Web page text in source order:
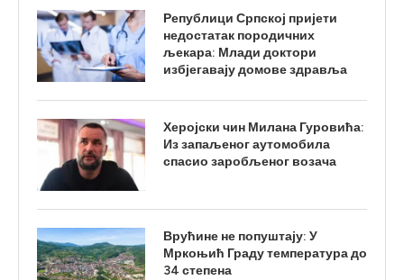
Републици Српској пријети
недостатак породичних
љекара: Млади доктори
избјегавају домове здравља
Херојски чин Милана Гуровића:
Из запаљеног аутомобила
спасио заробљеног возача
Врућине не попуштају: У
Мркоњић Граду температура до
34 степена